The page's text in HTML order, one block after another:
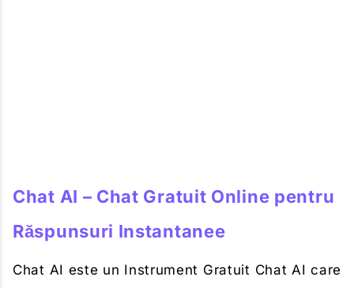
Chat AI – Chat Gratuit Online pentru
Răspunsuri Instantanee
Chat AI este un Instrument Gratuit Chat AI care